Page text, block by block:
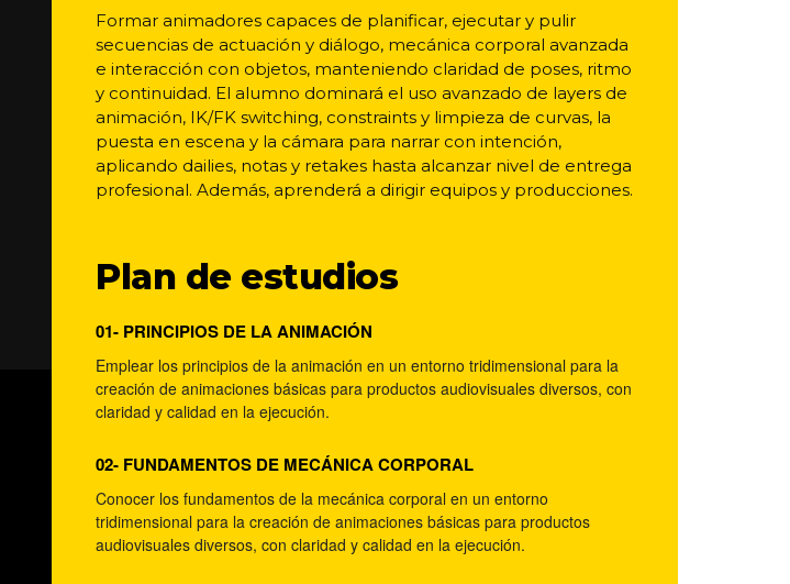
Formar animadores capaces de planificar, ejecutar y pulir
secuencias de actuación y diálogo, mecánica corporal avanzada
e interacción con objetos, manteniendo claridad de poses, ritmo
y continuidad. El alumno dominará el uso avanzado de layers de
animación, IK/FK switching, constraints y limpieza de curvas, la
puesta en escena y la cámara para narrar con intención,
aplicando dailies, notas y retakes hasta alcanzar nivel de entrega
profesional. Además, aprenderá a dirigir equipos y producciones.
Plan de estudios
01- PRINCIPIOS DE LA ANIMACIÓN
Emplear los principios de la animación en un entorno tridimensional para la
creación de animaciones básicas para productos audiovisuales diversos, con
claridad y calidad en la ejecución.
02- FUNDAMENTOS DE MECÁNICA CORPORAL
Conocer los fundamentos de la mecánica corporal en un entorno
tridimensional para la creación de animaciones básicas para productos
audiovisuales diversos, con claridad y calidad en la ejecución.